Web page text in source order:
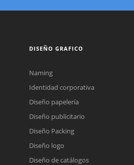
DISEÑO GRAFICO
Naming
Identidad corporativa
Diseño papelería
Diseño publicitario
Diseño Packing
Diseño logo
Diseño de catálogos